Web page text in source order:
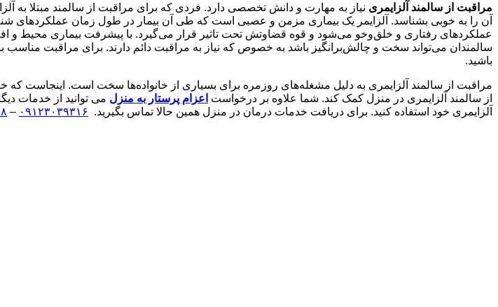
مراقبت از سالمند آلزایمری نیاز به مهارت و دانش تخصصی دارد. فردی که برای مراقبت از سالمند مبتلا به
آن را به خوبی بشناسد. آلزایمر یک بیماری مزمن و عصبی است که طی آن بیمار در طول زمان عملکردهای
عملکردهای رفتاری و خلق‌وخو می‌شود و قوه قضاوتش تحت تاثیر قرار می‌گیرد. با پیشرفت بیماری محیط و
سالمندان می‌تواند سخت و چالش‌برانگیز باشد به خصوص که نیاز به مراقبت دائم دارند. برای مراقبت مناسب
باشید.
مراقبت از سالمند آلزایمری به دلیل مشغله‌های روزمره برای بسیاری از خانواده‌ها سخت است. اینجاست که
از سالمند آلزایمری در منزل کمک کند. شما علاوه بر درخواست اعزام پرستار به منزل می توانید از خدمات
آلزایمری خود استفاده کنید. برای دریافت خدمات درمان در منزل همین حالا تماس بگیرید. ۰۹۱۲۳۰۳۹۳۱۶ –